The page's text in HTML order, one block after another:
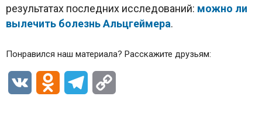
результатах последних исследований: можно ли
вылечить болезнь Альцгеймера.
Понравился наш материала? Расскажите друзьям:
VK Odnoklassniki
Telegram